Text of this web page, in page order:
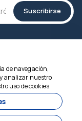
Suscribirse
de navegación,
analizar nuestro
uso de cookies.